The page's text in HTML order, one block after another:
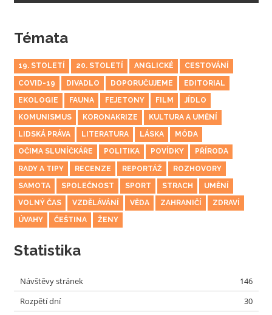
Témata
19. STOLETÍ 20. STOLETÍ ANGLICKÉ CESTOVÁNÍ
COVID-19 DIVADLO DOPORUČUJEME EDITORIAL
EKOLOGIE FAUNA FEJETONY FILM JÍDLO
KOMUNISMUS KORONAKRIZE KULTURA A UMĚNÍ
LIDSKÁ PRÁVA LITERATURA LÁSKA MÓDA
OČIMA SLUNÍČKÁŘE POLITIKA POVÍDKY PŘÍRODA
RADY A TIPY RECENZE REPORTÁŽ ROZHOVORY
SAMOTA SPOLEČNOST SPORT STRACH UMĚNÍ
VOLNÝ ČAS VZDĚLÁVÁNÍ VĚDA ZAHRANIČÍ ZDRAVÍ
ÚVAHY ČEŠTINA ŽENY
Statistika
Návštěvy stránek
146
Rozpětí dní
30